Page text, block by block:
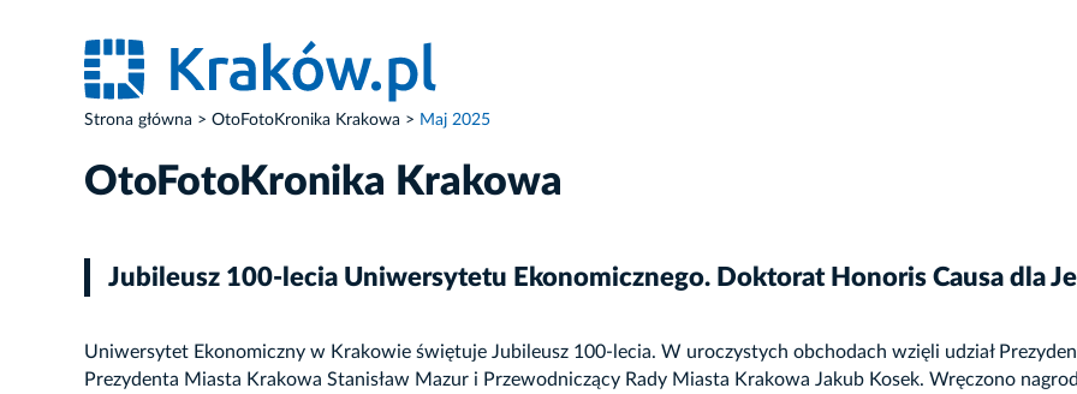
Strona główna OtoFotoKronika Krakowa Maj 2025
OtoFotoKronika Krakowa
Jubileusz 100-lecia Uniwersytetu Ekonomicznego. Doktorat Honoris Causa dla
Uniwersytet Ekonomiczny w Krakowie świętuje Jubileusz 100-lecia. W uroczystych obchodach wzięli udział
Prezydenta Miasta Krakowa Stanisław Mazur i Przewodniczący Rady Miasta Krakowa Jakub Kosek. Wręczono